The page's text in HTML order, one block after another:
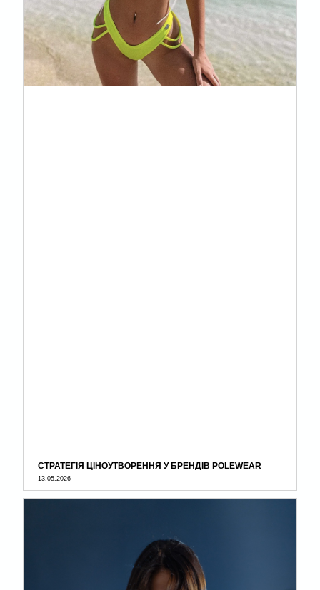
СТРАТЕГІЯ ЦІНОУТВОРЕННЯ У БРЕНДІВ POLEWEAR
13.05.2026